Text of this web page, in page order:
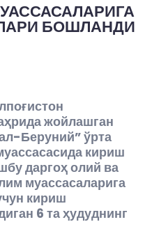
БОШЛАНДИ
жойлашган
Беруний” ўрта
кириш
даргоҳ олий ва
муассасаларига
кириш
6 та ҳудуднинг